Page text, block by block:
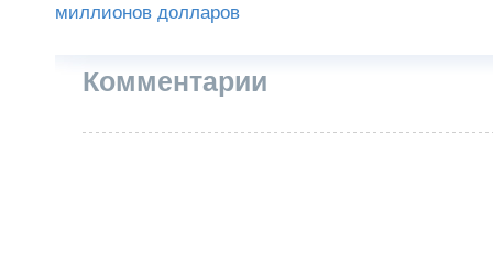
миллионов долларов
Комментарии